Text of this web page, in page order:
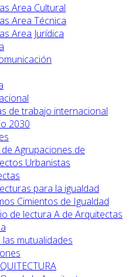
Area Cultural
Area Técnica
Area Jurídica
de trabajo internacional
2030
Agrupaciones de
Urbanistas
para la igualdad
Cimientos de Igualdad
de lectura A de Arquitectas
mutualidades